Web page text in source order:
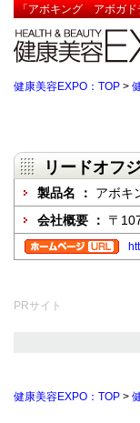
「アボキング アボガド
健康美容EXPO：TOP >
リードオフ
製品名 ： アボキ
会社概要 ： 〒
PRサイト
健康美容EXPO：TOP >